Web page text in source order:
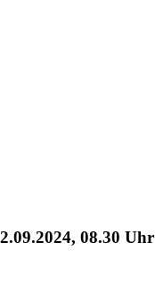
08.30 Uhr